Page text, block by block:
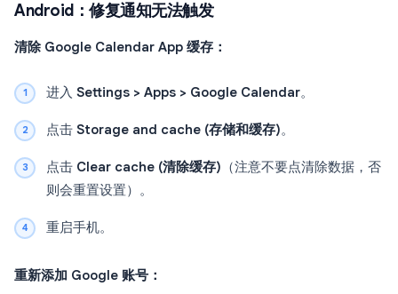
Android：修复通知无法触发
清除 Google Calendar App 缓存：
进入 Settings > Apps > Google Calendar。
点击 Storage and cache (存储和缓存)。
点击 Clear cache (清除缓存) （注意不要点清除数据，否
则会重置设置）。
重启手机。
重新添加 Google 账号：